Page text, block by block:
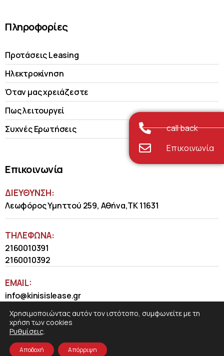
Πληροφορίες
Προτάσεις Leasing
Ηλεκτροκίνηση
Όταν μας χρειάζεστε
Πως λειτουργεί
Συχνές Ερωτήσεις
Επικοινωνία
ΔΙΕΥΘΥΝΣΗ:
Λεωφόρος Υμηττού 259, Αθήνα,ΤΚ 11631
ΤΗΛΈΦΩΝΑ:
2160010391
2160010392
EMAIL:
info@kinisislease.gr
call back
Επικοινωνία
Χρησιμοποιώντας αυτόν τον ιστότοπο, συμφωνείτε με τη
χρήση των cookies
Ρυθμίσεις.
Αποδοχή Απόρριψη